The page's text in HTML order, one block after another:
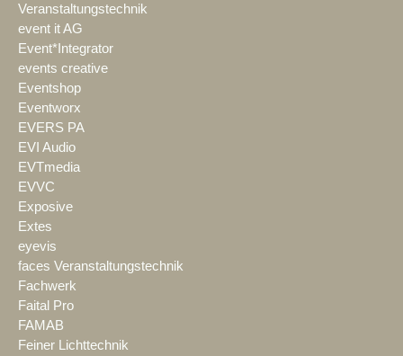
Veranstaltungstechnik
event it AG
Event*Integrator
events creative
Eventshop
Eventworx
EVERS PA
EVI Audio
EVTmedia
EVVC
Exposive
Extes
eyevis
faces Veranstaltungstechnik
Fachwerk
Faital Pro
FAMAB
Feiner Lichttechnik